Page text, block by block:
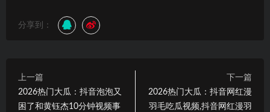
分享到：
上一篇
2026热门大瓜：抖音泡泡又
困了和黄钰杰10分钟视频事
下一篇
2026热门大瓜：抖音网红漫
羽毛吃瓜视频,抖音网红漫羽